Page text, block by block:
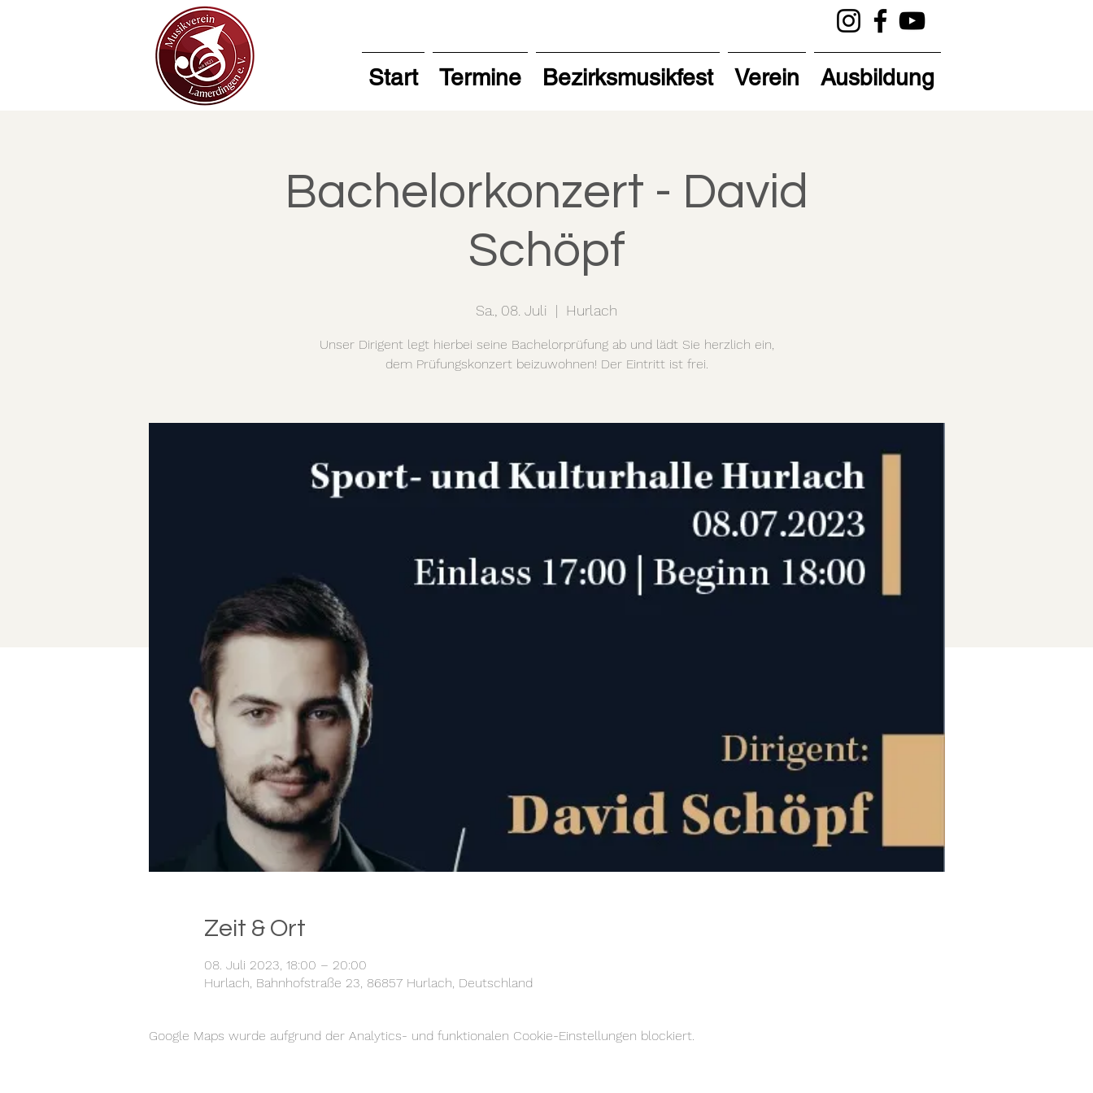
Start Termine Bezirksmusikfest Verein Ausbildung
Bachelorkonzert - David
Schöpf
Sa., 08. Juli
  |
Hurlach
Unser Dirigent legt hierbei seine Bachelorprüfung ab und lädt Sie herzlich ein,
dem Prüfungskonzert beizuwohnen! Der Eintritt ist frei.
Zeit & Ort
08. Juli 2023, 18:00 – 20:00
Hurlach, Bahnhofstraße 23, 86857 Hurlach, Deutschland
Google Maps wurde aufgrund der Analytics- und funktionalen Cookie-Einstellungen blockiert.